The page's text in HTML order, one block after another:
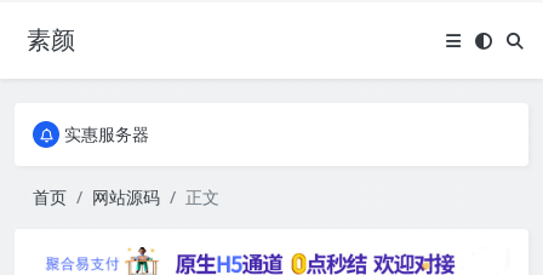
素颜全国免费包邮流量卡
实惠服务器
实惠服务器
首页 网站源码 正文